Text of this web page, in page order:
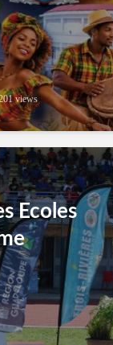
views
Ecoles